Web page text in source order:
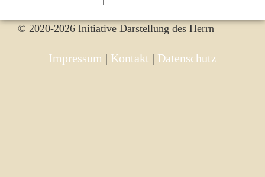
© 2020-2026 Initiative Darstellung des Herrn
Impressum | Kontakt | Datenschutz